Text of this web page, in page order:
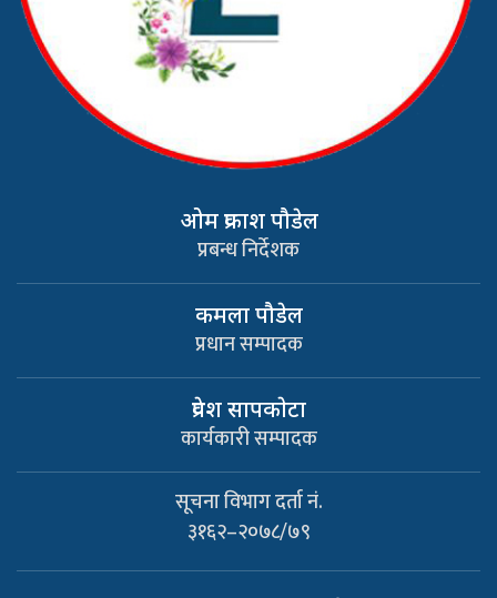
ओम प्रकाश पौडेल
प्रबन्ध निर्देशक
कमला पौडेल
प्रधान सम्पादक
प्रवेश सापकाेटा
कार्यकारी सम्पादक
सूचना विभाग दर्ता नं.
३१६२–२०७८/७९